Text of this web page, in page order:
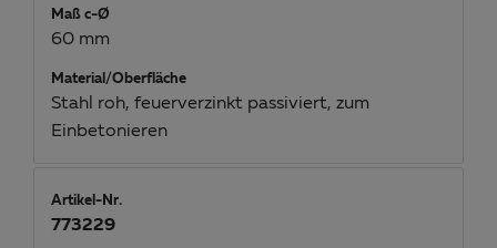
Maß c-Ø
60 mm
Material/Oberfläche
Stahl roh, feuerverzinkt passiviert, zum
Einbetonieren
Artikel-Nr.
773229